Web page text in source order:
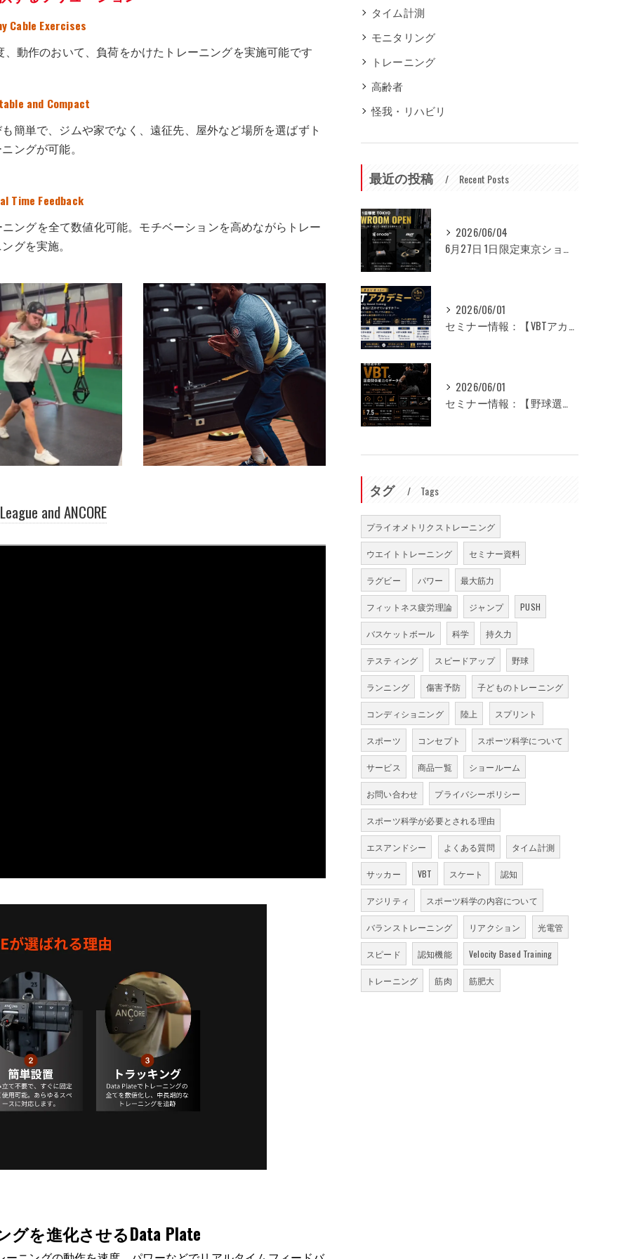
Cable Exercises
動作のおいて、負荷をかけたトレーニングを実施可能です
and Compact
簡単で、ジムや家でなく、遠征先、屋外など場所を選ばずト
ングが可能。
Time Feedback
ングを全て数値化可能。モチベーションを高めながらトレー
グを実施。
and ANCORE
グを進化させるData Plate
タイム計測
モニタリング
トレーニング
高齢者
怪我・リハビリ
最近の投稿 Recent Posts
2026/06/04
6月27日 1日限定東京ショールームオープンのお知らせ
2026/06/01
セミナー情報：【VBTアカデミー】オンライン全5回
2026/06/01
セミナー情報：【野球選手のVBTと回旋関係能力のデータ化】
タグ Tags
プライオメトリクストレーニング
ウエイトトレーニング セミナー資料
ラグビー パワー 最大筋力
フィットネス疲労理論 ジャンプ PUSH
バスケットボール 科学 持久力
テスティング スピードアップ 野球
ランニング 傷害予防 子どものトレーニング
コンディショニング 陸上 スプリント
スポーツ コンセプト スポーツ科学について
サービス 商品一覧 ショールーム
お問い合わせ プライバシーポリシー
スポーツ科学が必要とされる理由
エスアンドシー よくある質問 タイム計測
サッカー VBT スケート 認知
アジリティ スポーツ科学の内容について
バランストレーニング リアクション 光電管
スピード 認知機能 Velocity Based Training
トレーニング 筋肉 筋肥大